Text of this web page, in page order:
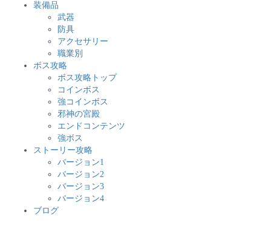
装備品
武器
防具
アクセサリー
職業別
ボス攻略
ボス攻略トップ
コインボス
強コインボス
邪神の宮殿
エンドコンテンツ
強ボス
ストーリー攻略
バージョン1
バージョン2
バージョン3
バージョン4
ブログ